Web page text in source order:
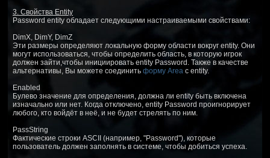
3. Свойства Entity
Password entity обладает следующими настраиваемыми свойствами:
DimX, DimY, DimZ
Эти размеры определяют локальную форму области вокруг entity. Они
могут использоваться, чтобы определить область, в которую игрок
должен зайти,чтобы инициировать entity Password. Также в качестве
альтернативы, Вы можете соединить форму Area с entity.
Enabled
Булево значение для определения, должна ли entity быть включена
изначально или нет. Когда отключено, entity Password проигнорирует
любого, кто войдёт в неё, и не будет стрелять по ним.
PassString
Фактические строки ASCII (например, "Password"), которые
пользователь должен заполнять в системе, чтобы добиться успеха.